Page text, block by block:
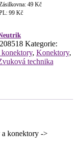
Zásilkovna: 49 Kč
99 Kč
Kategorie:
, Konektory,
technika
konektory ->